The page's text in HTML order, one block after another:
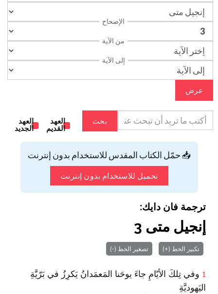
الإصحاح
من الآية
إلى الآية
عرض
بحث
العهد
القديم
العهد
الجديد
📥 حمّل الكتاب المقدس للاستخدام بدون إنترنت
تحميل للاستخدام بدون إنترنت
ترجمة فان دايك:
إنجيل متى 3
تكبير الخط (+) تصغير الخط (-)
1 وفي تِلكَ الأيّامِ جاءَ يوحَنا المَعمَدانُ يَكرِزُ في بَرّيَّةِ
اليَهوديَّةِ